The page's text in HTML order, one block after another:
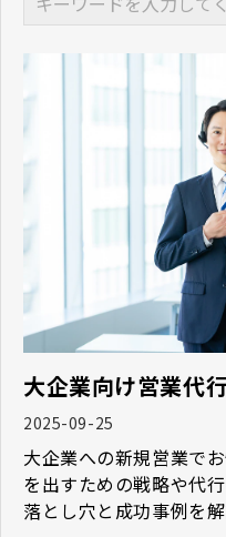
大企業向け営業代
2025-09-25
大企業への新規営業で
を出すための戦略や代
落とし穴と成功事例を解